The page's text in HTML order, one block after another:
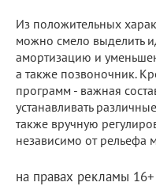
Из положительных
можно смело выделить
амортизацию и
а также позвоночник.
программ - важная
устанавливать
также вручную
независимо от рельефа
на правах рекламы 16+